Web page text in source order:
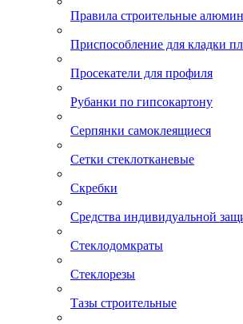
Правила строительные
Приспособление для кладки
Просекатели для профиля
Рубанки по гипсокартону
Серпянки самоклеящиеся
Сетки стеклотканевые
Скребки
Средства индивидуальной
Стеклодомкраты
Стеклорезы
Тазы строительные